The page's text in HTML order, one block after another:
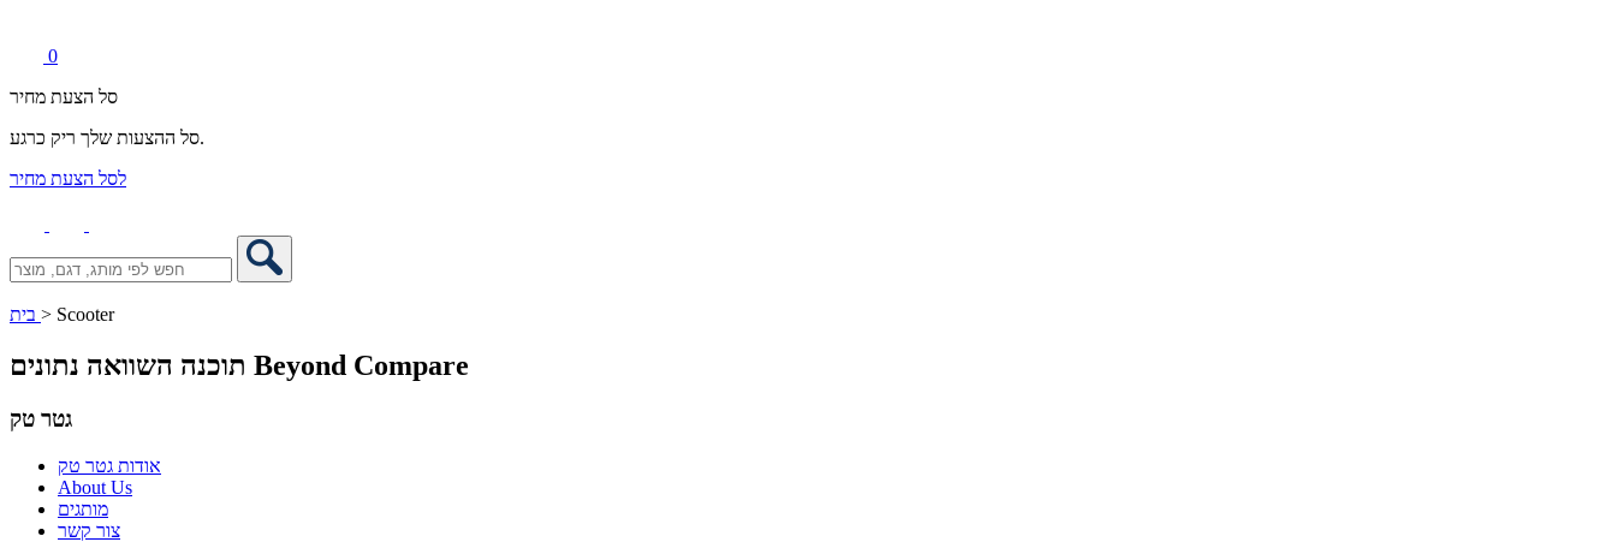
0
סל הצעת מחיר
סל ההצעות שלך ריק כרגע.
לסל הצעת מחיר
> Scooter
תוכנה השוואה נתונים Beyond Compare
גטר טק
אודות גטר טק
About Us
מותגים
צור קשר